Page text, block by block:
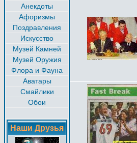
Анекдоты
Афоризмы
Поздравления
Искусство
Музей Камней
Музей Оружия
Флора и Фауна
Аватары
Смайлики
Обои
Наши Друзья